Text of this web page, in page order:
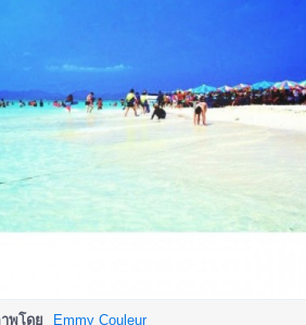
พโดย Emmy Couleur